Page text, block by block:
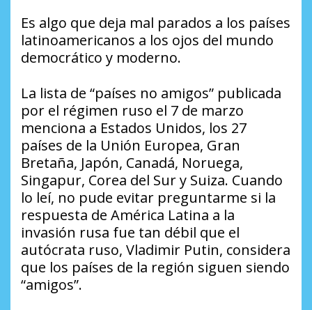
Es algo que deja mal parados a los países
latinoamericanos a los ojos del mundo
democrático y moderno.
La lista de “países no amigos” publicada
por el régimen ruso el 7 de marzo
menciona a Estados Unidos, los 27
países de la Unión Europea, Gran
Bretaña, Japón, Canadá, Noruega,
Singapur, Corea del Sur y Suiza. Cuando
lo leí, no pude evitar preguntarme si la
respuesta de América Latina a la
invasión rusa fue tan débil que el
autócrata ruso, Vladimir Putin, considera
que los países de la región siguen siendo
“amigos”.